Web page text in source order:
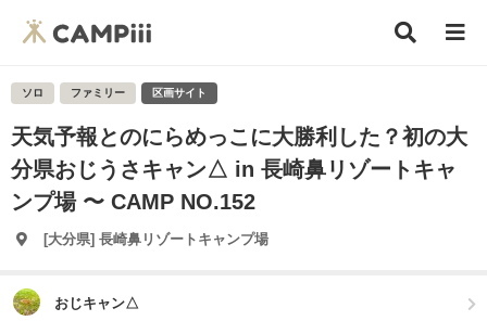
ソロ ファミリー 区画サイト
天気予報とのにらめっこに大勝利した？初の大
分県おじうさキャン△ in 長崎鼻リゾートキャ
ンプ場 〜 CAMP NO.152
[大分県] 長崎鼻リゾートキャンプ場
おじキャン△